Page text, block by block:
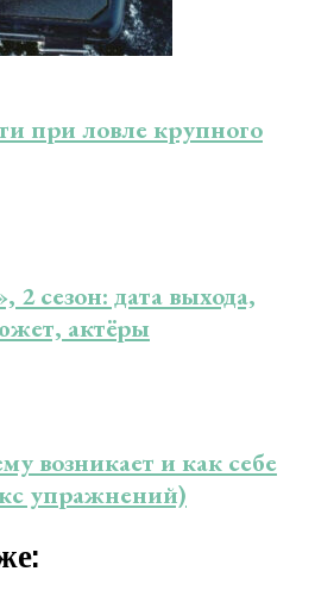
при ловле крупного
2 сезон: дата выхода,
актёры
возникает и как себе
упражнений)